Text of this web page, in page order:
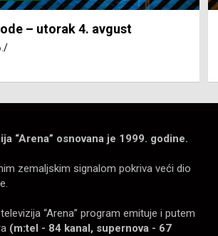
– utorak 4. avgust
“Arena” osnovana je 1999. godine.
zemaljskim signalom pokriva veći dio
“Arena” program emituje i putem
(m:tel - 84 kanal, supernova - 67